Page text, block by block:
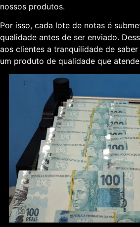
nossos produtos.
Por isso, cada lote de notas é
qualidade antes de ser enviado.
aos clientes a tranquilidade de
um produto de qualidade que